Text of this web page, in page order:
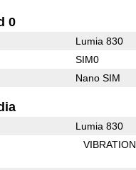
0
Lumia 830
SIM0
Nano SIM
Lumia 830
VIBRATION